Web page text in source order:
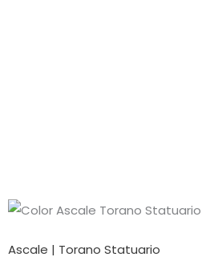
Ascale | Torano Statuario